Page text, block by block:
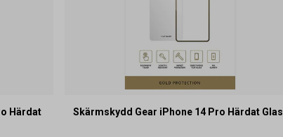
Härdat
Skärmskydd Gear iPhone 14 Pro Härdat Glas